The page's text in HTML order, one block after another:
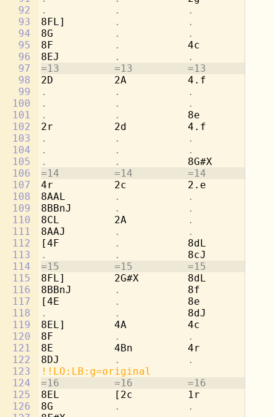
92
93
94
95
96
97
98
99
100
101
102
103
104
105
106
107
108
109
110
111
112
113
114
115
116
117
118
119
120
121
122
123
124
125
126
.           .           .
8FL]
.           .
8G
.           .           .
8F
. 4c
8EJ
.           .           .
=13         =13         =13
2D          2A          4.f
.           .           .
.           .           .
.           . 8e
2r          2d          4.f
.           .           .
.           .           .
.           . 8G#X
=14         =14         =14
4r          2c          2.e
8AAL
.           .
8BBnJ
.           .
8CL         2A
.
8AAJ
.           .           .
[4F
. 8dL
.           . 8cJ
=15         =15         =15
8FL]        2G#X        8dL
8BBnJ
. 8f
[4E
. 8e
.           . 8dJ
8EL]        4A          4c
8F
.           .           .
8E          4Bn         4r
8DJ
.           .           .
!!LO:LB:g=original
=16         =16         =16
8EL         [2c         1r
8G
.           .